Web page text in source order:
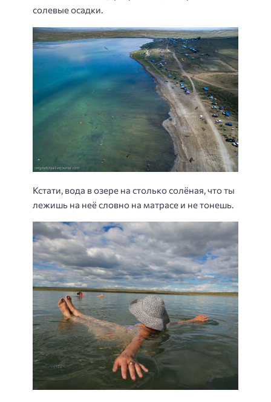
солевые осадки.
Кстати, вода в озере на столько солёная, что ты
лежишь на неё словно на матрасе и не тонешь.